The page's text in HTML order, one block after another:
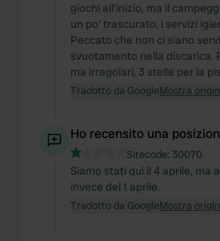
giochi all'inizio, ma il
un po' trascurato, i servizi
Peccato che non ci siano
svuotamento nella discarica.
ma irregolari, 3 stelle per la
Tradotto da GoogleMostra
Ho recensito una
Sitecode: 30070
Siamo stati qui il 4 aprile, ma
invece del 1 aprile.
Tradotto da GoogleMostra